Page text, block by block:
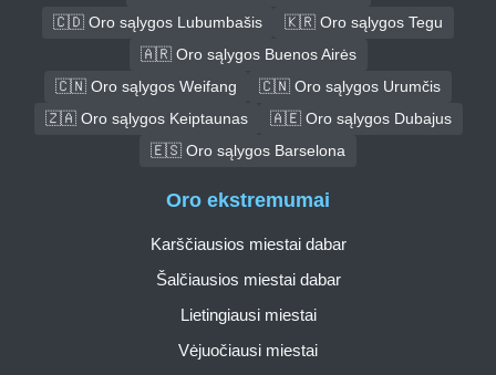
🇨🇩 Oro sąlygos Lubumbašis
🇰🇷 Oro sąlygos Tegu
🇦🇷 Oro sąlygos Buenos Airės
🇨🇳 Oro sąlygos Weifang
🇨🇳 Oro sąlygos Urumčis
🇿🇦 Oro sąlygos Keiptaunas
🇦🇪 Oro sąlygos Dubajus
🇪🇸 Oro sąlygos Barselona
Oro ekstremumai
Karščiausios miestai dabar
Šalčiausios miestai dabar
Lietingiausi miestai
Vėjuočiausi miestai